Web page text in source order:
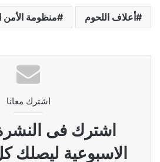
أعلاف اللحوم منظومة الأمن
اشترك معانا
اشترك فى النشرة
الاسبوعية ليصلك